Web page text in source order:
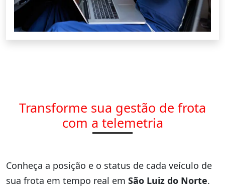
Transforme sua gestão de frota
com a telemetria
Conheça a posição e o status de cada veículo de
sua frota em tempo real em São Luiz do Norte.